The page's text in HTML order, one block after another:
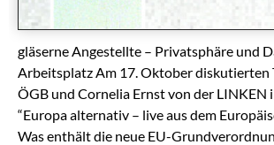
gläserne Angestellte – Privatsphäre und
Arbeitsplatz Am 17. Oktober diskutierten
ÖGB und Cornelia Ernst von der LINKEN
“Europa alternativ – live aus dem
Was enthält die neue EU-